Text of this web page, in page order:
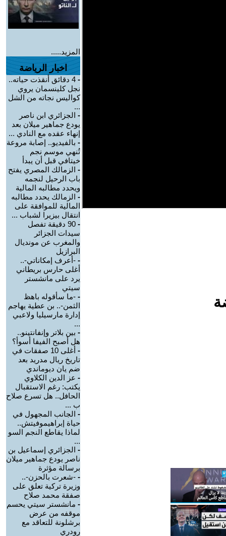
المزيد.....
اخبار الرياضة
-
4 دقائق أنقذت حياته..
نجل كلينسمان يروي
كواليس نجاته من الشل
...
- الجزائري ابن ناصر
يودع جماهير ميلان بعد
إنهاء عقده مع النادي ...
- بالفيديو.. إصابة مروعة
تُنهي موسم نجم
خيتافي قبل أن يبدأ
- الزمالك المصري يفتح
باب الرحيل لنجمه
ويحدد مطالبه المالية
- الزمالك يحدد مطالبه
المالية للموافقة على
انتقال بيزيرا لشباب ...
-
90 دقيقة تفصل
سيدات الجزائر
والمغرب عن مونديال
البرازيل
- -أعرف إمكاناتي-..
أغلى حارس بريطاني
يرد على مانشستر
سيتي
- -ما سأقوله باهظ
الثمن-.. بن عطية يهاجم
إدارة مارسيليا ولاعبي
...
- بين بلاتر وإنفانتينو..
هل أصبح الفيفا أسوأ؟
-
أغلى 10 صفقات في
تاريخ ريال مدريد بعد
ضم يان ديوماندي
- عز الدين الكلاوي
يكتب: رغم الاستقبال
الحافل.. هل تسرع صلاح
ب ...
- الجانب المجهول في
حياة إبراهيموفيتش..
لماذا يقاطع النجم السو
...
- الجزائري إسماعيل بن
ناصر يودع جماهير ميلان
برسالة مؤثرة
- -شعرت بالحزن-..
وزيرة تركية تعلق على
صفقة محمد صلاح
- مانشستر سيتي يحسم
موقفه من عرض
برشلونة للتعاقد مع
رودري